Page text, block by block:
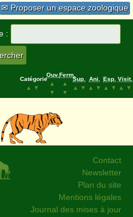
✉ Proposer un espace zoologique
:
Catégorie
▲
▼
Ouv.
▲
▼
Ferm.
▲
▼
Sup.
▲
▼
Ani.
▲
▼
Esp.
▲
▼
Visit.
▲
▼
Contact
Newsletter
Plan du site
Mentions légales
Journal des mises à jour